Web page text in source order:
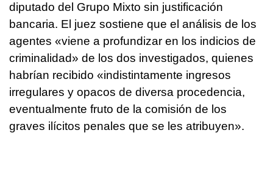
diputado del Grupo Mixto sin justificación
bancaria. El juez sostiene que el análisis de los
agentes «viene a profundizar en los indicios de
criminalidad» de los dos investigados, quienes
habrían recibido «indistintamente ingresos
irregulares y opacos de diversa procedencia,
eventualmente fruto de la comisión de los
graves ilícitos penales que se les atribuyen».